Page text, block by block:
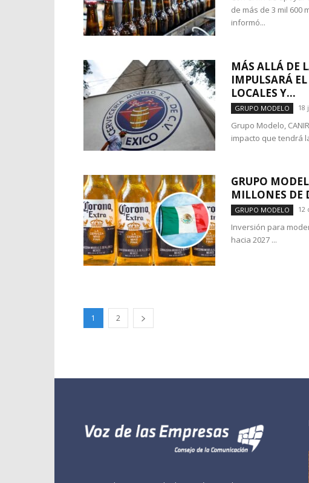
de más de 3 mil 600
informó...
MÁS ALLÁ DE
IMPULSARÁ
LOCALES Y...
GRUPO MODELO 18
Grupo Modelo,
impacto que tendrá
GRUPO
MILLONES DE
GRUPO MODELO 12
Inversión para
hacia 2027 ...
1 2